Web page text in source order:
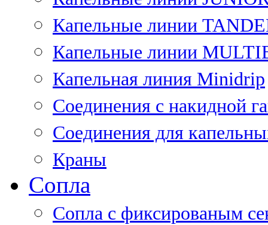
Капельные линии
Капельные линии
Капельная линия Minidrip
Соединения с накидной
Соединения для
Краны
Сопла
Cопла с фиксированым